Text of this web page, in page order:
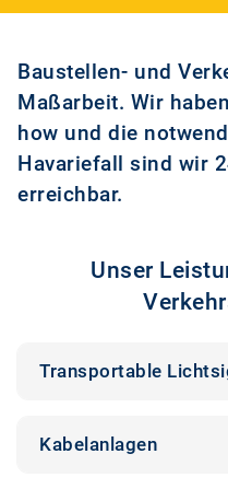
Baustellen- und
Maßarbeit. Wir
how und die
Havariefall sind wir
erreichbar.
Unser
Transportable
Kabelanlagen